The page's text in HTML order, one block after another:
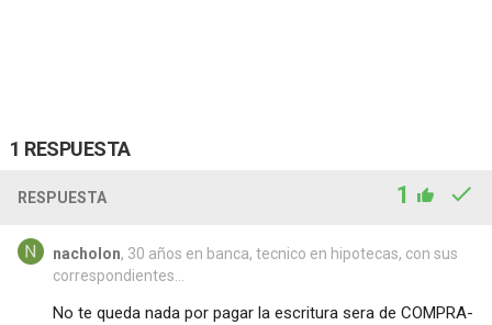
1 RESPUESTA
RESPUESTA 1
nacholon, 30 años en banca, tecnico en hipotecas, con sus
correspondientes...
No te queda nada por pagar la escritura sera de COMPRA-